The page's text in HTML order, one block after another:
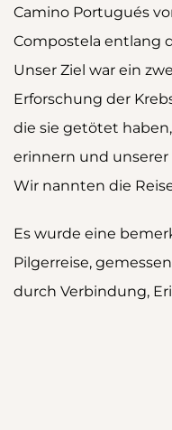
Camino Portugués
Compostela entlang
Unser Ziel war ein
Erforschung der
die sie getötet
erinnern und unserer
Wir nannten die
Es wurde eine
Pilgerreise,
durch Verbindung,